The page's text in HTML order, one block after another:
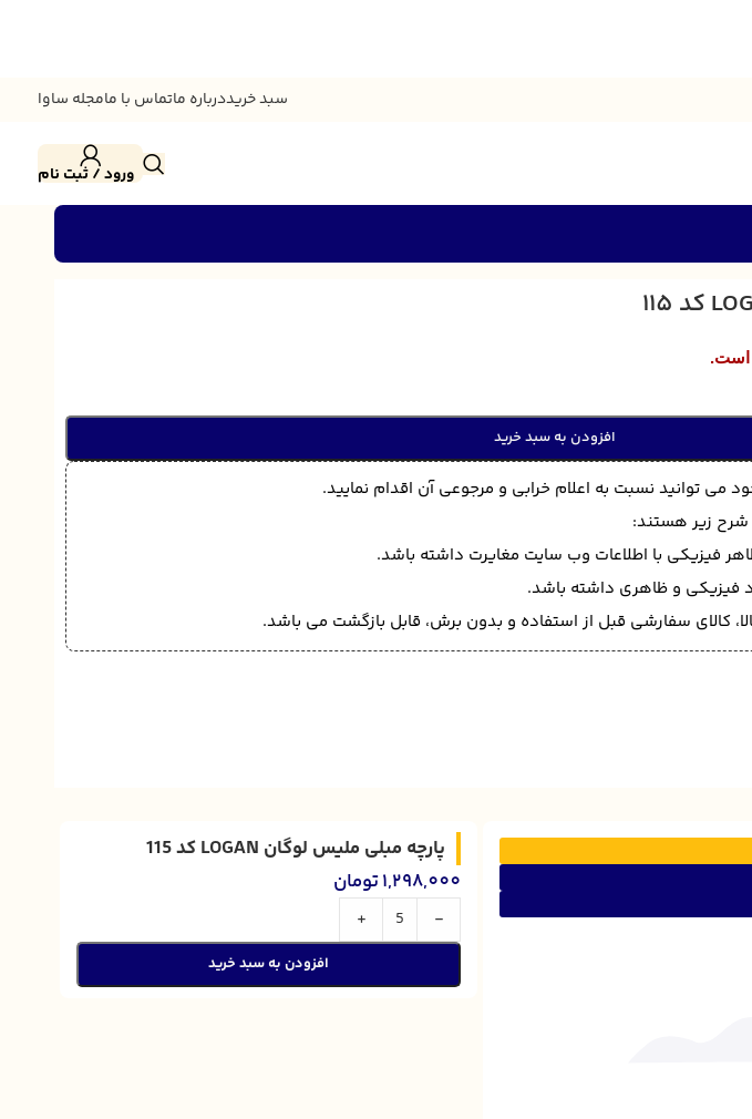
سبد خریددرباره ماتماس با مامجله ساوا
ورود / ثبت نام
افزودن به سبد خرید
شرح زیر هستند:
فیزیکی با اطلاعات وب سایت مغایرت داشته باشد.
فیزیکی و ظاهری داشته باشد.
کالای سفارشی قبل از استفاده و بدون برش، قابل بازگشت می باشد.
پارچه مبلی ملیس لوگان LOGAN کد 115
1,298,000تومان
-
+
افزودن به سبد خرید